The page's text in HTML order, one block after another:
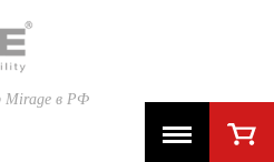
Mirage в РФ